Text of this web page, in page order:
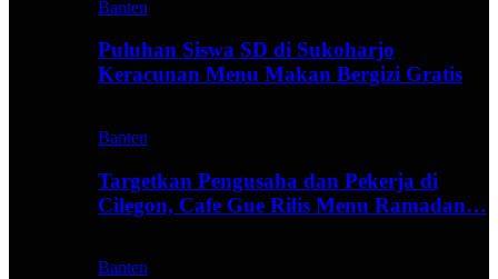
Banten
Puluhan Siswa SD di Sukoharjo
Keracunan Menu Makan Bergizi Gratis
Banten
Targetkan Pengusaha dan Pekerja di
Cilegon, Cafe Gue Rilis Menu Ramadan…
Banten